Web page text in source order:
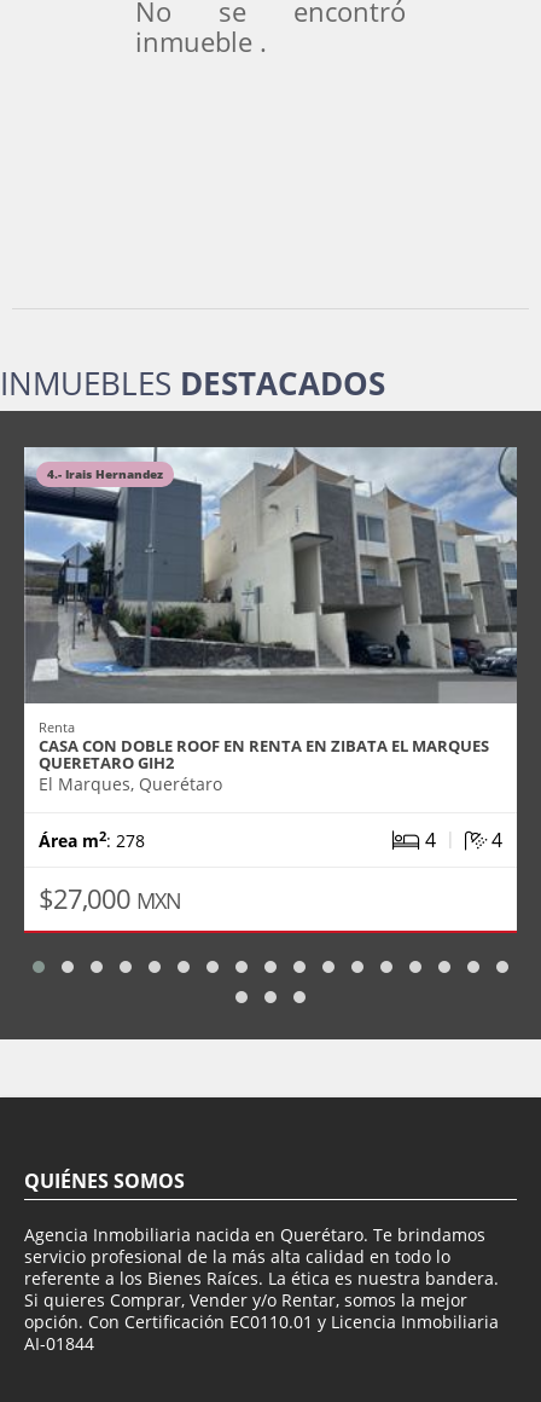
No se encontró
inmueble .
INMUEBLES DESTACADOS
4.- Irais Hernandez
Renta
CASA CON DOBLE ROOF EN RENTA EN ZIBATA EL MARQUES
QUERETARO GIH2
El Marques, Querétaro
Área m2: 278 4 | 4
$27,000 MXN
QUIÉNES SOMOS
Agencia Inmobiliaria nacida en Querétaro. Te brindamos
servicio profesional de la más alta calidad en todo lo
referente a los Bienes Raíces. La ética es nuestra bandera.
Si quieres Comprar, Vender y/o Rentar, somos la mejor
opción. Con Certificación EC0110.01 y Licencia Inmobiliaria
AI-01844